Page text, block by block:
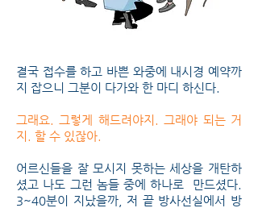
결국 접수를 하고 바쁜 와중에 내시경 예약까
지 잡으니 그분이 다가와 한 마디 하신다.
그래요. 그렇게 해드려야지. 그래야 되는 거
지. 할 수 있잖아.
어르신들을 잘 모시지 못하는 세상을 개탄하
셨고 나도 그런 놈들 중에 하나로 만드셨다.
3~40분이 지났을까, 저 끝 방사선실에서 방